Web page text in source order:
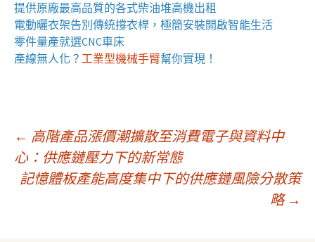
提供原廠最高品質的各式柴油堆高機出租
電動曬衣架告別傳統撐衣桿，極簡安裝開啟智能生活
零件量產就選CNC車床
產線無人化？ 工業型機械手臂幫你實現！
文
章
← 高階產品漲價潮擴散至消費電子與資料中
心：供應鏈壓力下的新常態
記憶體板產能高度集中下的供應鏈風險分散策
略 →